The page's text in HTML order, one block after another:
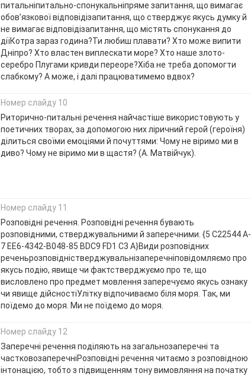
питальніпитально-спонукальніпряме запитання, що вимагає
обов’язкової відповідізапитання, що стверджує якусь думку й
не вимагає відповідізапитання, що містять спонукання до
діїКотра зараз година?Ти любиш плавати? Хто може випити
Дніпро? Хто властен виплескати море? Хто наше злото-
серебро Плугами кривди переоре?Хіба не треба допомогти
слабкому? А може, і далі працюватимемо вдвох?
Номер слайду 10
Риторично-питальні речення найчастіше використовують у
поетичних творах, за допомогою них ліричний герой (героїня)
ділиться своїми емоціями й почуттями: Чому не віримо ми в
диво? Чому не віримо ми в щастя? (А. Матвійчук).
Номер слайду 11
Розповідні речення. Розповідні речення бувають
розповідними, стверджувальними й заперечними. {5 C22544 A-
7 EE6-4342-B048-85 BDC9 FD1 C3 A}Види розповідних
реченьрозповідністверджувальнізаперечніповідомляємо про
якусь подію, явище чи фактстверджуємо про те, що
висловлено про предмет мовлення заперечуємо якусь ознаку
чи явище дійсностіУлітку відпочиваємо біля моря. Так, ми
поїдемо до моря. Ми не поїдемо до моря.
Номер слайду 12
Заперечні речення поділяють на загальнозаперечні та
частковозаперечніРозповідні речення читаємо з розповідною
інтонацією, тобто з підвищенням тону вимовляння на початку